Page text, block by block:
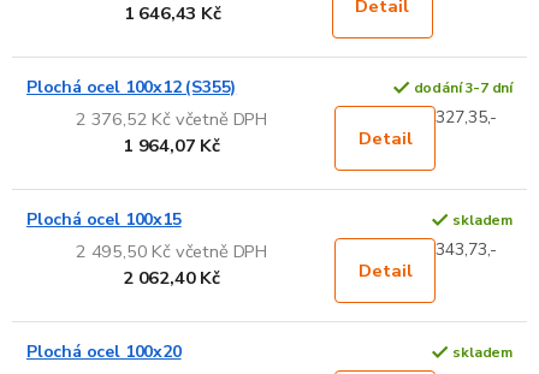
1 646,43 Kč Detail
Plochá ocel 100x12 (S355) dodání 3-7 dní
2 376,52 Kč včetně DPH
1 964,07 Kč
Detail
327,35,-
Plochá ocel 100x15 skladem
2 495,50 Kč včetně DPH
2 062,40 Kč
Detail
343,73,-
Plochá ocel 100x20 skladem